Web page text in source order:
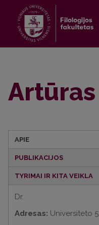
APIE
PUBLIKACIJOS
TYRIMAI IR KITA VEIKLA
Dr.
Adresas: Universiteto